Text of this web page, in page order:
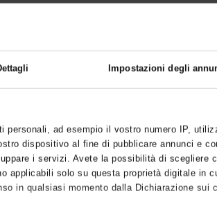
Impostazioni degli
personali, ad esempio il vostro numero IP,
dispositivo al fine di pubblicare annunci e
i servizi. Avete la possibilità di scegliere
applicabili solo su questa proprietà digitale in
in qualsiasi momento dalla Dichiarazione sui
Settore Scientifico
MAT/08 - ANALISI